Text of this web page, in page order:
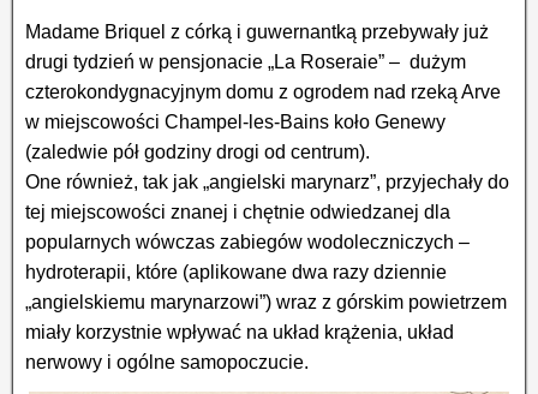
Madame Briquel z córką i guwernantką przebywały już
drugi tydzień w pensjonacie „La Roseraie” – dużym
czterokondygnacyjnym domu z ogrodem nad rzeką Arve
w miejscowości Champel-les-Bains koło Genewy
(zaledwie pół godziny drogi od centrum).
One również, tak jak „angielski marynarz”, przyjechały do
tej miejscowości znanej i chętnie odwiedzanej dla
popularnych wówczas zabiegów wodoleczniczych –
hydroterapii, które (aplikowane dwa razy dziennie
„angielskiemu marynarzowi”) wraz z górskim powietrzem
miały korzystnie wpływać na układ krążenia, układ
nerwowy i ogólne samopoczucie.